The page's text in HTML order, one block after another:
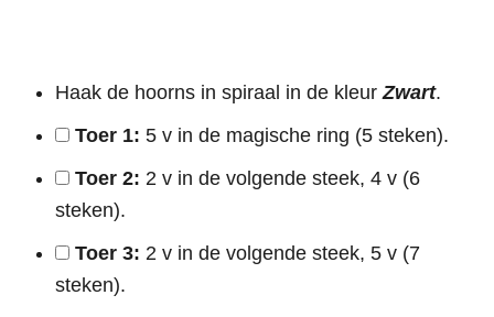
Haak de hoorns in spiraal in de kleurZwart.
Toer 1: 5 v in de magische ring (5 steken).
Toer 2: 2 v in de volgende steek, 4 v (6
steken).
Toer 3: 2 v in de volgende steek, 5 v (7
steken).